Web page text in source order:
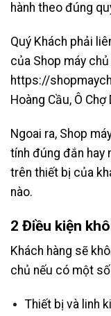
hành theo đúng
Quý Khách phải
của Shop máy
https://
Hoàng Cầu, Ô
Ngoai ra, Shop
tính đúng đắn
trên thiết bị của
nào.
2 Điều kiện
Khách hàng sẽ
chủ nếu có một
Thiết bị và linh